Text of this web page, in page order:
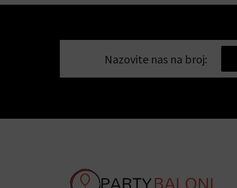
Nazovite nas na broj: